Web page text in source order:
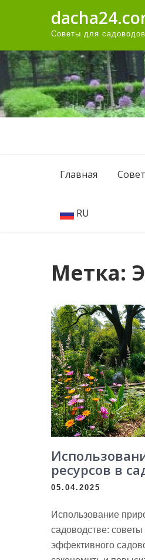
содержаниюСоветы для
Главная
RU
Метка:
ресурсов в
05.04.2025
Использование
садоводстве:
эффективного